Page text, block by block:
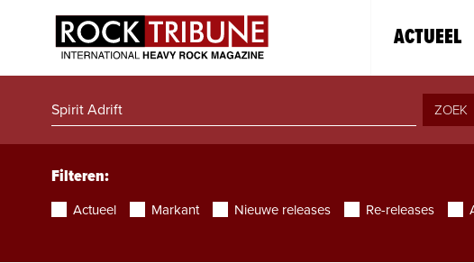
ACTUEEL
ZOEK
Filteren:
Actueel Markant Nieuwe releases Re-releases